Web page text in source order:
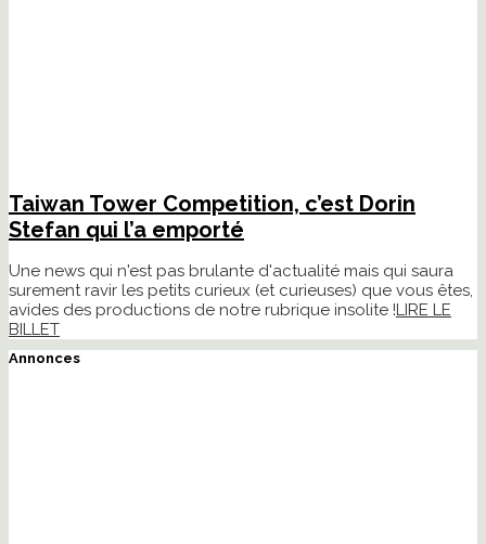
Taiwan Tower Competition, c’est Dorin
Stefan qui l’a emporté
Une news qui n'est pas brulante d'actualité mais qui saura
surement ravir les petits curieux (et curieuses) que vous êtes,
avides des productions de notre rubrique insolite !LIRE LE
BILLET
Annonces